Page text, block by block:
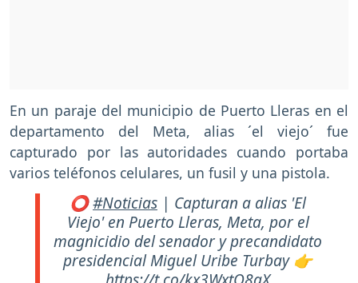
En un paraje del municipio de Puerto Lleras en el
departamento del Meta, alias ´el viejo´ fue
capturado por las autoridades cuando portaba
varios teléfonos celulares, un fusil y una pistola.
⭕#Noticias | Capturan a alias 'El
Viejo' en Puerto Lleras, Meta, por el
magnicidio del senador y precandidato
presidencial Miguel Uribe Turbay 👉